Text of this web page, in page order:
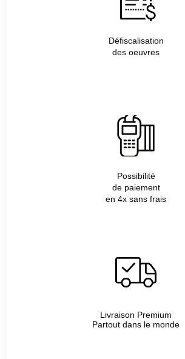
Défiscalisation
des oeuvres
Possibilité
de paiement
en 4x sans frais
Livraison Premium
Partout dans le monde